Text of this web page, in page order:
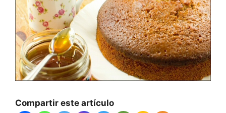
Compartir este artículo